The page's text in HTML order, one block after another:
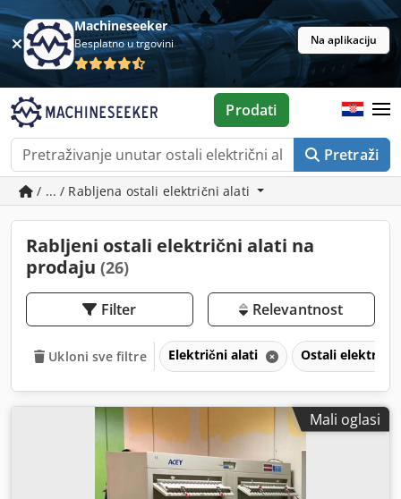
Machineseeker
Besplatno u trgovini Na aplikaciju
Pretraži
Prodati
/ ... / Rabljena ostali električni alati
Rabljeni ostali električni alati na
prodaju (26)
Filter Relevantnost
Ukloni sve filtre Električni alati Ostali
Mali oglasi